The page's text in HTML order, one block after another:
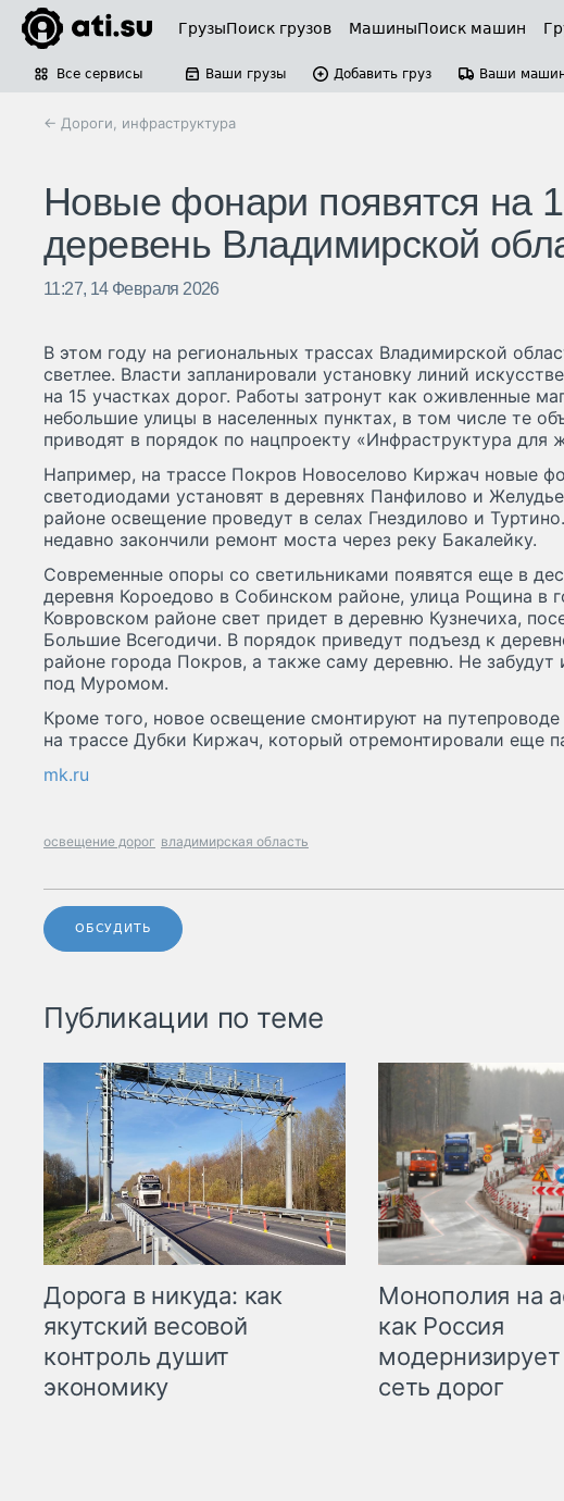
ГрузыПоиск грузов МашиныПоиск машин
Все сервисы Ваши грузы Добавить груз Ваши
← Дороги, инфраструктура
Новые фонари появятся на
деревень Владимирской
11:27, 14 Февраля 2026
В этом году на региональных трассах Владимирской
светлее. Власти запланировали установку линий
на 15 участках дорог. Работы затронут как оживленные
небольшие улицы в населенных пунктах, в том числе те
приводят в порядок по нацпроекту «Инфраструктура для
Например, на трассе Покров Новоселово Киржач новые
светодиодами установят в деревнях Панфилово и
районе освещение проведут в селах Гнездилово и
недавно закончили ремонт моста через реку Бакалейку.
Современные опоры со светильниками появятся еще в
деревня Короедово в Собинском районе, улица Рощина в
Ковровском районе свет придет в деревню Кузнечиха,
Большие Всегодичи. В порядок приведут подъезд к
районе города Покров, а также саму деревню. Не забудут
под Муромом.
Кроме того, новое освещение смонтируют на
на трассе Дубки Киржач, который отремонтировали еще
mk.ru
освещение дорог владимирская область
ОБСУДИТЬ
Публикации по теме
Дорога в никуда: как
якутский весовой
контроль душит
экономику
Монополия на
как Россия
сеть дорог